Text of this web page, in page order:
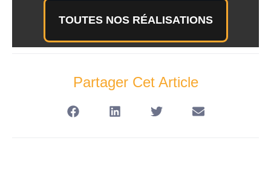
TOUTES NOS RÉALISATIONS
Partager Cet Article